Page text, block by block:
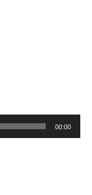
00:00